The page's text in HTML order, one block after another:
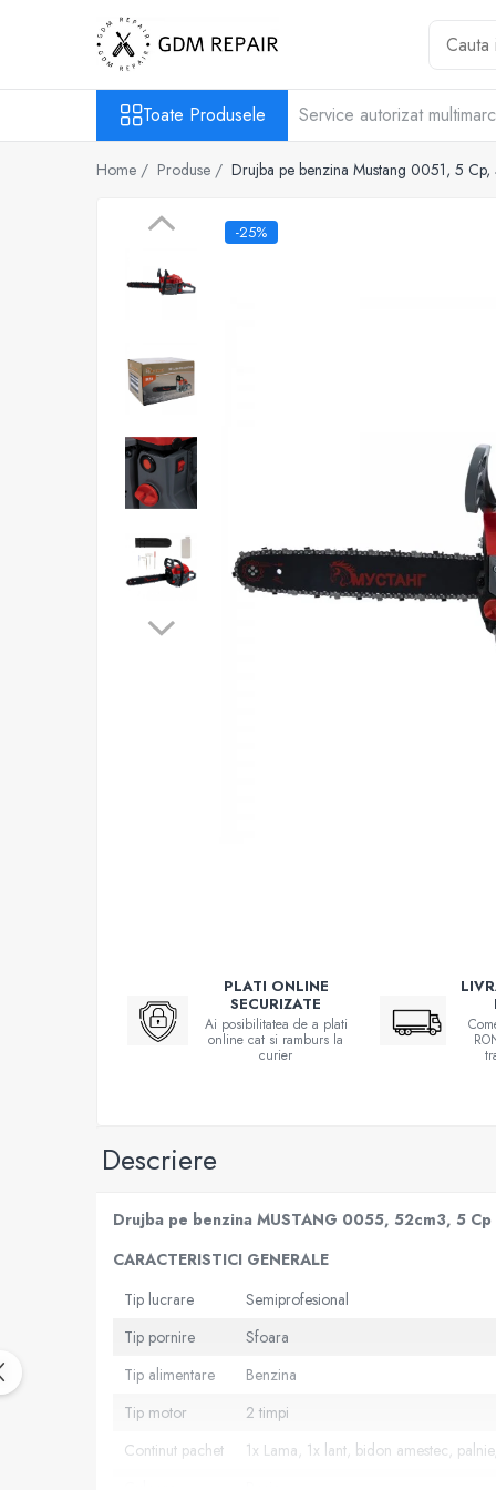
Toate Produsele
Masini de tuns iarba
Motocoase pe benzina 2T
Motofierastraie pe benzina
Accesorii pompe
Aparat de spalat
Pompe apa menajera
Foarfeci electrice & manuale
Motocultoare
Zdrobitori si Teascuri fructe
Piese compresor
Piese generatoare
Toate Produsele Service autorizat
Home / Produse / Drujba pe benzina Mustang 0051, 5
-25%
PLATI ONLINE
SECURIZATE
Ai posibilitatea de a plati
online cat si ramburs la
curier
Descriere
Drujba pe benzina MUSTANG 0055, 52cm3, 5 Cp
CARACTERISTICI GENERALE
Tip lucrare
Semiprofesional
Tip pornire
Sfoara
Tip alimentare
Benzina
Tip motor
2 timpi
Continut pachet
1x Lama, 1x lant, bidon amestec,